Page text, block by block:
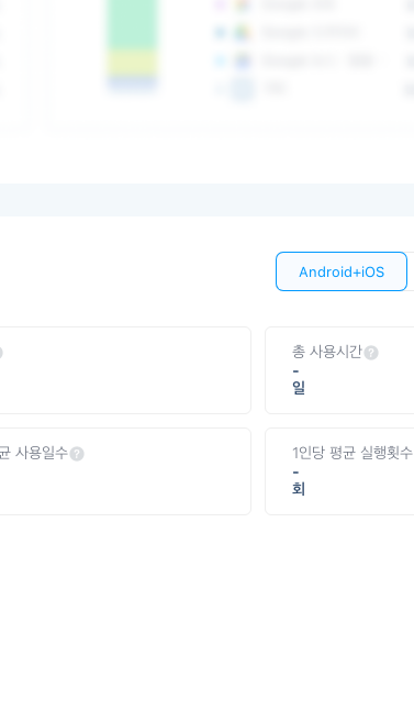
Android+iOS
총 사용시간
-
일
사용일수
1인당 평균 실행횟수
-
회